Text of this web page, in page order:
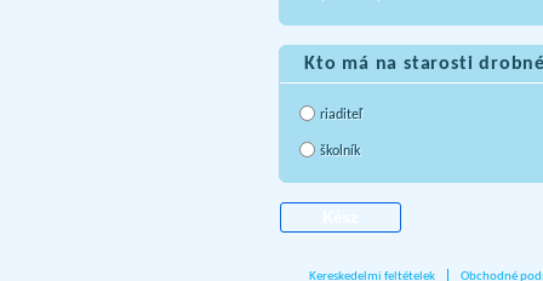
Kto má na starosti
riaditeľ
školník
Kereskedelmi feltételek Obchodné